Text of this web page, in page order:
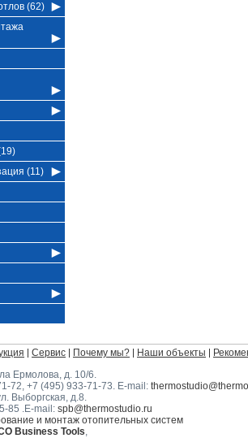
(62)
(11)
Сервис Почему мы? Наши объекты
Ермолова, д. 10/6.
72, +7 (495) 933-71-73. E-mail:
Выборгская, д.8.
85 .E-mail: spb@thermostudio.ru
и монтаж отопительных систем
Business Tools,